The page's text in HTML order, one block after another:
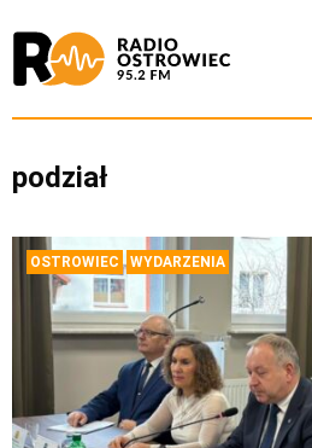
podział
OSTROWIEC WYDARZENIA